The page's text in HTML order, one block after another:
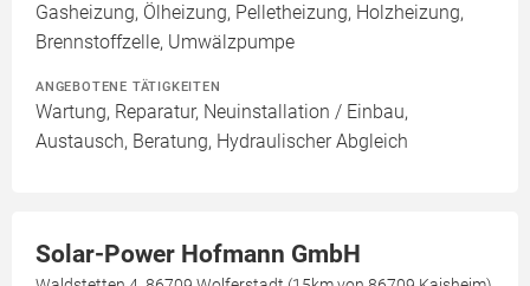
Gasheizung, Ölheizung, Pelletheizung, Holzheizung,
Brennstoffzelle, Umwälzpumpe
ANGEBOTENE TÄTIGKEITEN
Wartung, Reparatur, Neuinstallation / Einbau,
Austausch, Beratung, Hydraulischer Abgleich
Solar-Power Hofmann GmbH